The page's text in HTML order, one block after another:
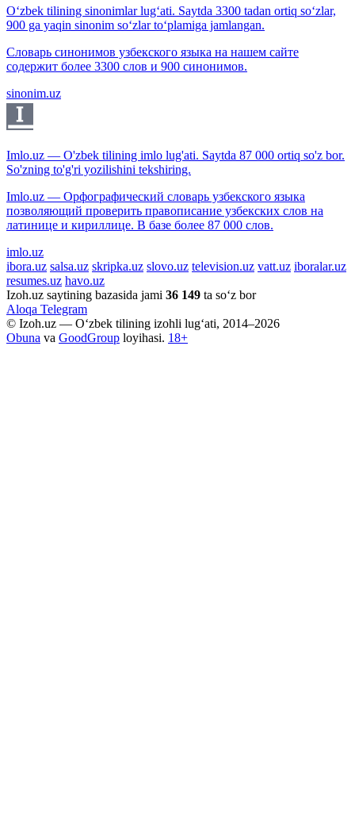
O‘zbek tilining sinonimlar lug‘ati. Saytda 3300 tadan ortiq so‘zlar,
900 ga yaqin sinonim so‘zlar to‘plamiga jamlangan.
Словарь синонимов узбекского языка на нашем сайте
содержит более 3300 слов и 900 синонимов.
sinonim.uz
Imlo.uz — O'zbek tilining imlo lug'ati. Saytda 87 000 ortiq so'z bor.
So'zning to'g'ri yozilishini tekshiring.
Imlo.uz — Орфографический словарь узбекского языка
позволяющий проверить правописание узбекских слов на
латинице и кириллице. В базе более 87 000 слов.
imlo.uz
ibora.uz salsa.uz skripka.uz slovo.uz television.uz vatt.uz iboralar.uz
resumes.uz havo.uz
Izoh.uz saytining bazasida jami 36 149 ta so‘z bor
Aloqa Telegram
© Izoh.uz — O‘zbek tilining izohli lug‘ati, 2014–2026
Obuna va GoodGroup loyihasi. 18+